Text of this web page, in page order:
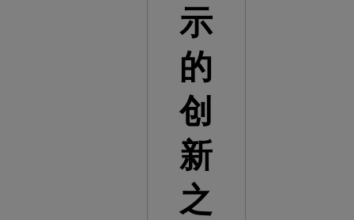
示
的
创
新
之